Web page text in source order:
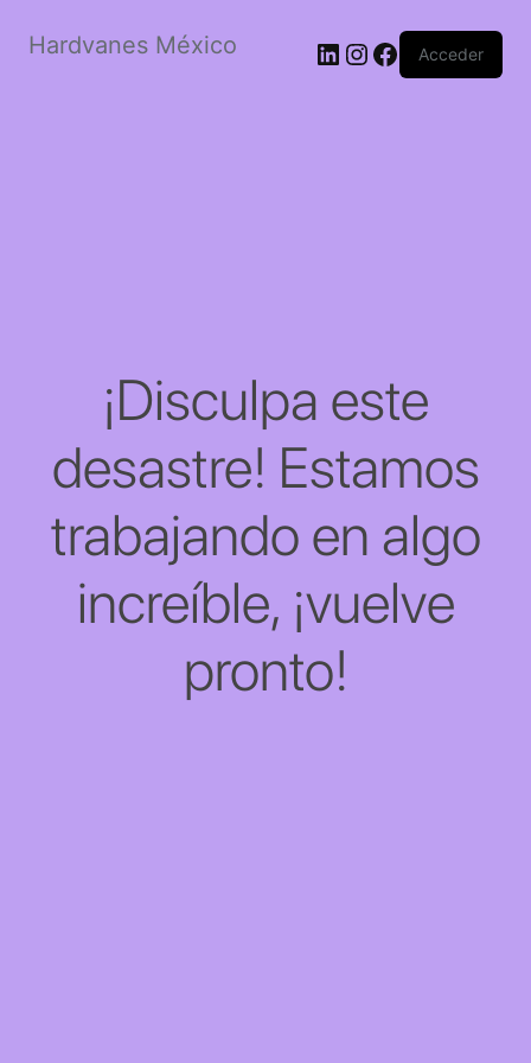
Hardvanes México LinkedIn
Instagram
Facebook
Acceder
¡Disculpa este
desastre! Estamos
trabajando en algo
increíble, ¡vuelve
pronto!